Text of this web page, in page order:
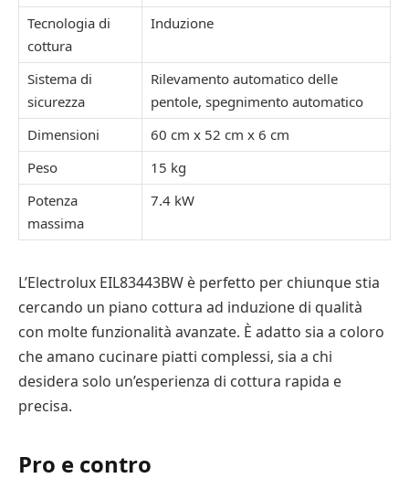
Tecnologia di
cottura
Induzione
Sistema di
sicurezza
Rilevamento automatico delle
pentole, spegnimento automatico
Dimensioni
60 cm x 52 cm x 6 cm
Peso
15 kg
Potenza
massima
7.4 kW
L’Electrolux EIL83443BW è perfetto per chiunque stia
cercando un piano cottura ad induzione di qualità
con molte funzionalità avanzate. È adatto sia a coloro
che amano cucinare piatti complessi, sia a chi
desidera solo un’esperienza di cottura rapida e
precisa.
Pro e contro